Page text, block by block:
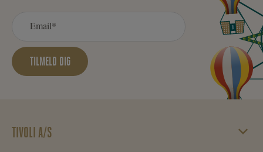
TILMELD DIG
TIVOLI A/S